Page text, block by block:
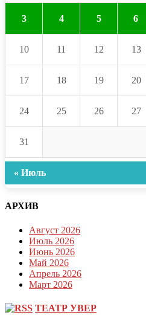
3 4 5 6
10 11 12 13
17 18 19 20
24 25 26 27
31
« Июль
АРХИВ
Август 2026
Июль 2026
Июнь 2026
Май 2026
Апрель 2026
Март 2026
ТЕАТР УВЕР